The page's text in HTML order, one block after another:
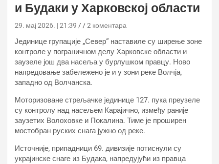
и Будаки у Харковској области
29. мај 2026. | 21:39 2 коментара
Јединице групације „Север“ наставиле су ширење зоне
контроле у пограничном делу Харковске области и
заузеле још два насеља у бурлушком правцу. Ново
напредовање забележено је и у зони реке Волчја,
западно од Волчанска.
Моторизоване стрељачке јединице 127. пука преузеле
су контролу над насељем Карајично, између раније
заузетих Волоховке и Покалина. Тиме је проширен
мостобран руских снага јужно од реке.
Источније, припадници 69. дивизије потиснули су
украјинске снаге из Будака, напредујући из правца